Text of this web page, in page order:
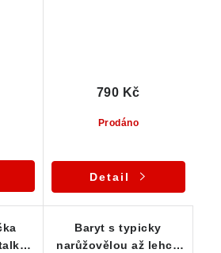
Prodáno
790 Kč
Detail
Baryt s typicky
narůžovělou až lehce